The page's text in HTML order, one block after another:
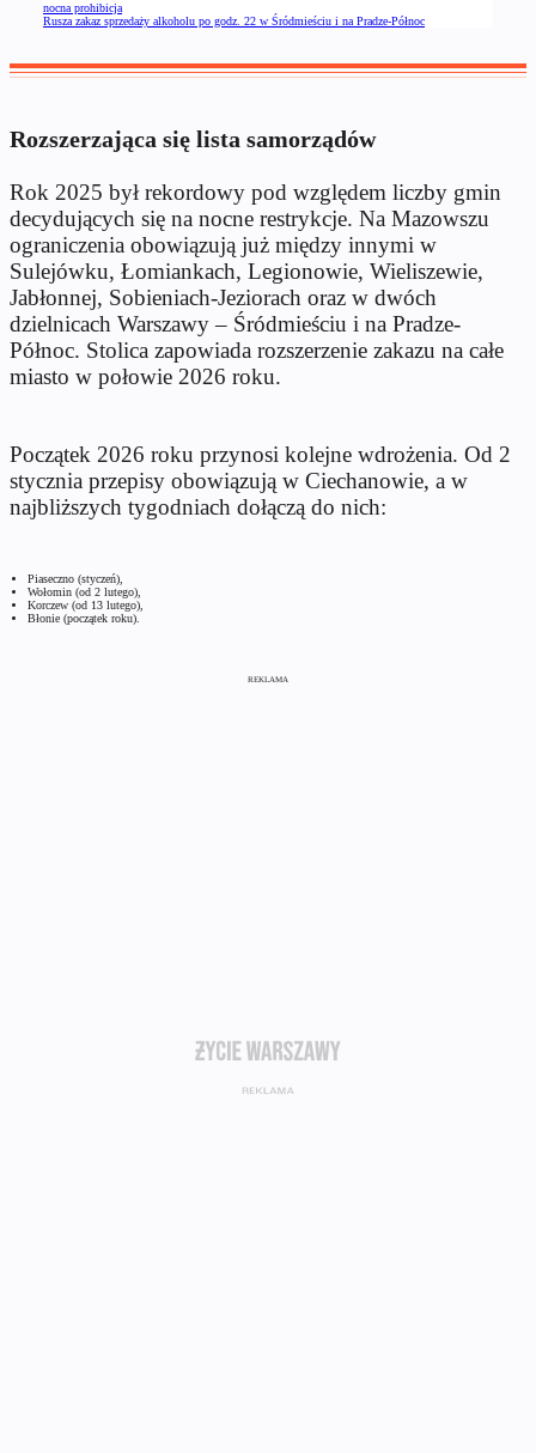
nocna prohibicja
Rusza zakaz sprzedaży alkoholu po godz. 22 w Śródmieściu i na Pradze-Północ
Rozszerzająca się lista samorządów
Rok 2025 był rekordowy pod względem liczby gmin
decydujących się na nocne restrykcje. Na Mazowszu
ograniczenia obowiązują już między innymi w
Sulejówku, Łomiankach, Legionowie, Wieliszewie,
Jabłonnej, Sobieniach-Jeziorach oraz w dwóch
dzielnicach Warszawy – Śródmieściu i na Pradze-
Północ. Stolica zapowiada rozszerzenie zakazu na całe
miasto w połowie 2026 roku.
Początek 2026 roku przynosi kolejne wdrożenia. Od 2
stycznia przepisy obowiązują w Ciechanowie, a w
najbliższych tygodniach dołączą do nich:
Piaseczno (styczeń),
Wołomin (od 2 lutego),
Korczew (od 13 lutego),
Błonie (początek roku).
REKLAMA